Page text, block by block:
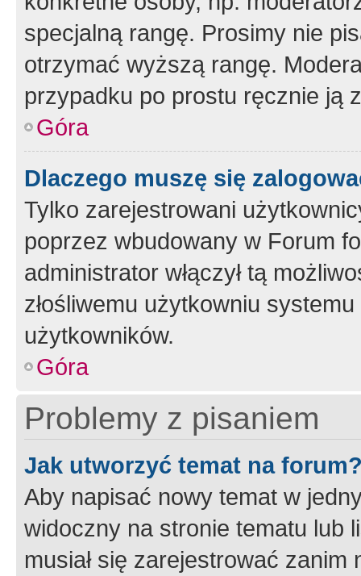
specjalną rangę. Prosimy nie
otrzymać wyższą rangę.
przypadku po prostu ręcznie ją
Góra
Dlaczego muszę się
Tylko zarejestrowani
poprzez wbudowany w Forum
administrator włączył tą
złośliwemu użytkowniu
użytkowników.
Góra
Problemy z pisaniem
Jak utworzyć temat na
Aby napisać nowy temat w
widoczny na stronie tematu lub
musiał się zarejestrować